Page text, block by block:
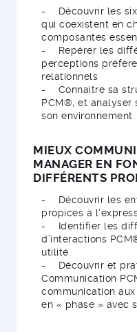
- Découvrir les six
qui coexistent en
composantes
- Repérer les
perceptions
relationnels
- Connaitre sa
PCM®, et analyser
son environnement
MIEUX
MANAGER EN
DIFFÉRENTS
- Découvrir les
propices à
- Identifier les
d’interactions
utilité
- Découvrir et
Communication
communication
en « phase » avec